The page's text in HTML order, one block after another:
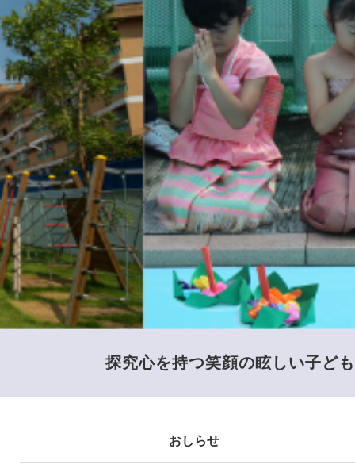
探究心を持つ笑顔の眩しい子ど
おしらせ